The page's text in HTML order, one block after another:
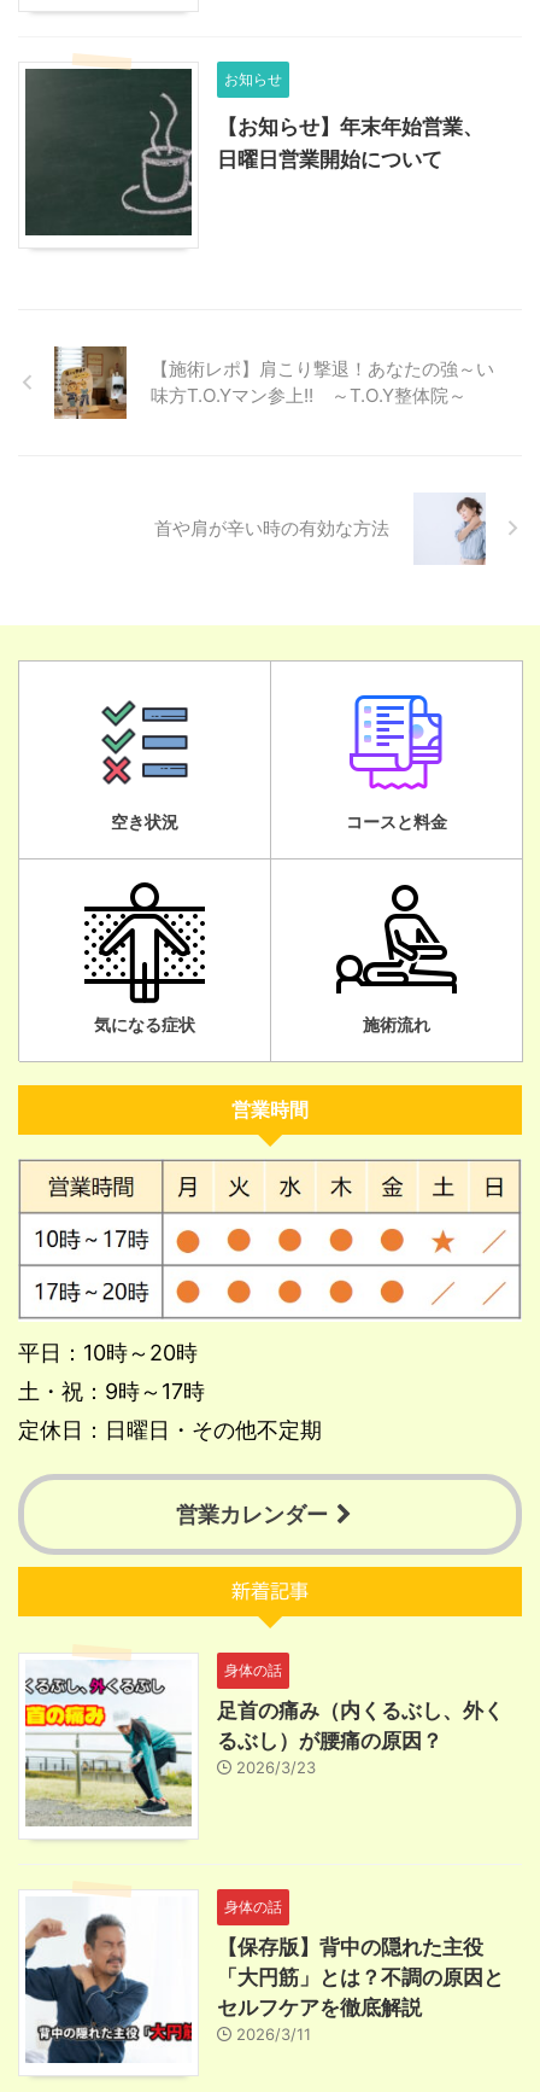
お知らせ
【お知らせ】年末年始営業、
日曜日営業開始について
【施術レポ】肩こり撃退！あなたの強～い
味方T.O.Yマン参上!! ～T.O.Y整体院～
首や肩が辛い時の有効な方法
空き状況 コースと料金
気になる症状 施術流れ
営業時間
平日：10時～20時
土・祝：9時～17時
定休日：日曜日・その他不定期
営業カレンダー
新着記事
身体の話
足首の痛み（内くるぶし、外く
るぶし）が腰痛の原因？
2026/3/23
身体の話
【保存版】背中の隠れた主役
「大円筋」とは？不調の原因と
セルフケアを徹底解説
2026/3/11